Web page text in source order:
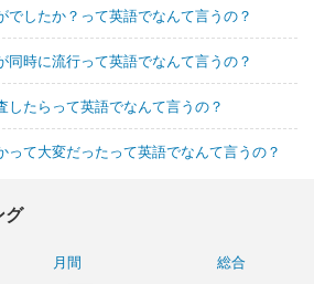
でしたか？って英語でなんて言うの？
同時に流行って英語でなんて言うの？
したらって英語でなんて言うの？
って大変だったって英語でなんて言うの？
グ
月間
総合